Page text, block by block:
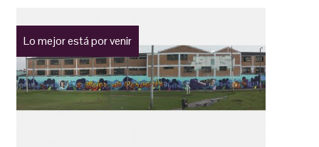
Lo mejor está por venir